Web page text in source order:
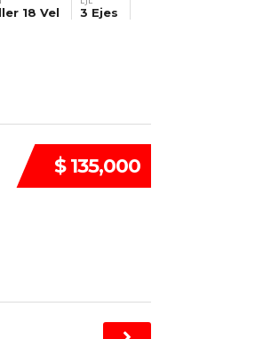
18 Vel 3 Ejes
$ 135,000